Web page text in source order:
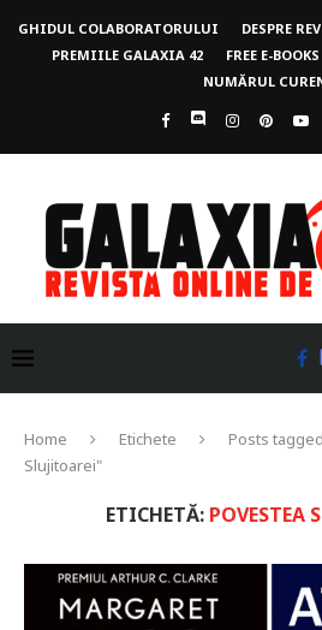
GHIDUL COLABORATORULUI DESPRE
PREMIILE GALAXIA 42
FREE E-BOOKS
NUMĂRUL
Home Etichete
Posts
Slujitoarei"
ETICHETĂ: POVESTEA